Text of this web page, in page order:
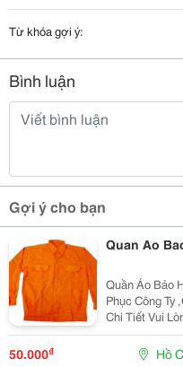
Từ khóa gợi ý:
Bình luận
Gợi ý cho bạn
Quan Ao
Quần Áo Bảo
Phục Công Ty
Chi Tiết Vui
50.000₫ Hồ